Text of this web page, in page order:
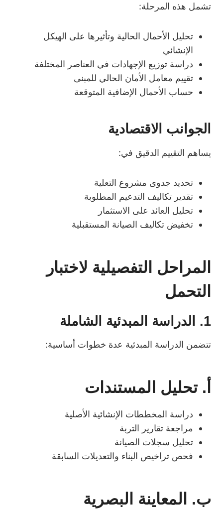
تشمل هذه المرحلة:
تحليل الأحمال الحالية وتأثيرها على الهيكل
الإنشائي
دراسة توزيع الإجهادات في العناصر المختلفة
تقييم معامل الأمان الحالي للمبنى
حساب الأحمال الإضافية المتوقعة
الجوانب الاقتصادية
يساهم التقييم الدقيق في:
تحديد جدوى مشروع التعلية
تقدير تكاليف التدعيم المطلوبة
تحليل العائد على الاستثمار
تخفيض تكاليف الصيانة المستقبلية
المراحل التفصيلية لاختبار
التحمل
1. الدراسة المبدئية الشاملة
تتضمن الدراسة المبدئية عدة خطوات أساسية:
أ. تحليل المستندات
دراسة المخططات الإنشائية الأصلية
مراجعة تقارير التربة
تحليل سجلات الصيانة
فحص تراخيص البناء والتعديلات السابقة
ب. المعاينة البصرية